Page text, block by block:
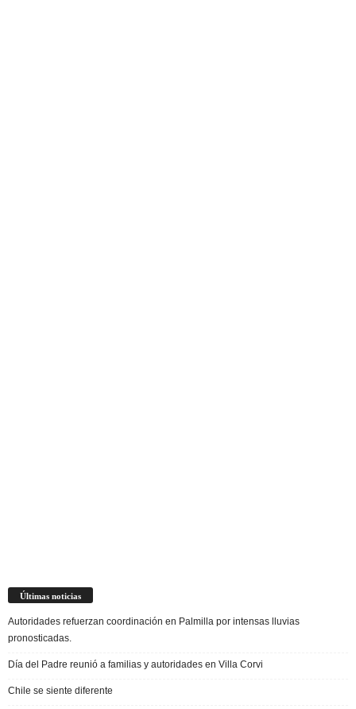
Últimas noticias
Autoridades refuerzan coordinación en Palmilla por intensas lluvias
pronosticadas.
Día del Padre reunió a familias y autoridades en Villa Corvi
Chile se siente diferente